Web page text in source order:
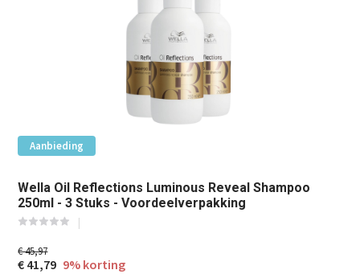
Aanbieding
Wella Oil Reflections Luminous Reveal Shampoo
250ml - 3 Stuks - Voordeelverpakking
€ 45,97
€ 41,79 9% korting